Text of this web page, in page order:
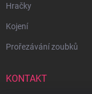
Hračky
Kojení
Prořezávání zoubků
KONTAKT